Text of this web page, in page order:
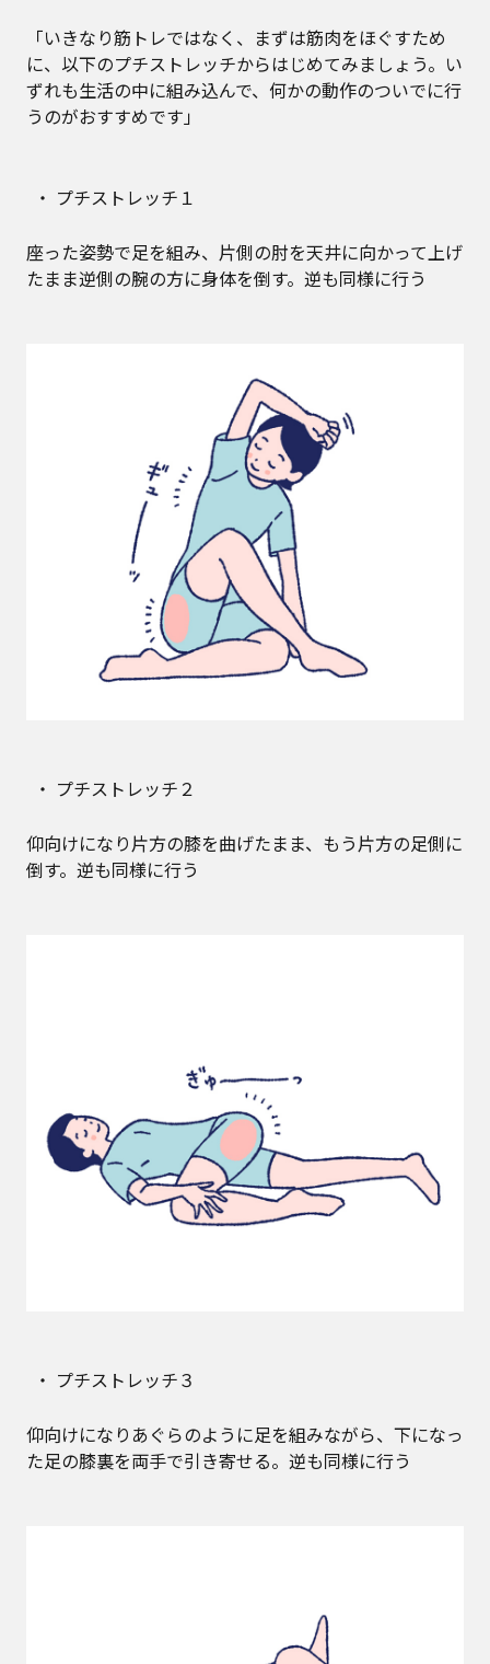
「いきなり筋トレではなく、まずは筋肉をほぐすため
に、以下のプチストレッチからはじめてみましょう。い
ずれも生活の中に組み込んで、何かの動作のついでに行
うのがおすすめです」
プチストレッチ１
座った姿勢で足を組み、片側の肘を天井に向かって上げ
たまま逆側の腕の方に身体を倒す。逆も同様に行う
プチストレッチ２
仰向けになり片方の膝を曲げたまま、もう片方の足側に
倒す。逆も同様に行う
プチストレッチ３
仰向けになりあぐらのように足を組みながら、下になっ
た足の膝裏を両手で引き寄せる。逆も同様に行う